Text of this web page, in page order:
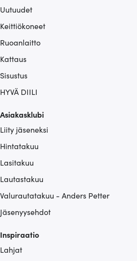
Uutuudet
Keittiökoneet
Ruoanlaitto
Kattaus
Sisustus
HYVÄ DIILI
Asiakasklubi
Liity jäseneksi
Hintatakuu
Lasitakuu
Lautastakuu
Valurautatakuu - Anders Petter
Jäsenyysehdot
Inspiraatio
Lahjat